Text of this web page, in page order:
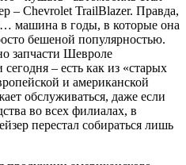
– Chevrolet TrailBlazer. Правда,
машина в годы, в которые она
бешеной популярностью.
запчасти Шевроле
– есть как из «старых
и американской
обслуживаться, даже если
во всех филиалах, в
перестал собираться лишь